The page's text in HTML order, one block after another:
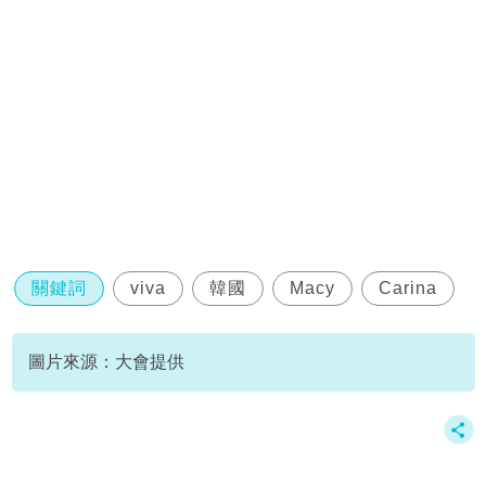
關鍵詞 viva 韓國 Macy Carina
圖片來源：大會提供